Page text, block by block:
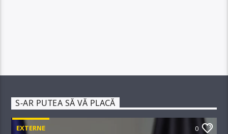
S-AR PUTEA SĂ VĂ PLACĂ
EXTERNE 0